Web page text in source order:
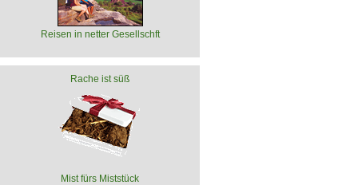
Reisen in netter Gesellschft
Rache ist süß
Mist fürs Miststück